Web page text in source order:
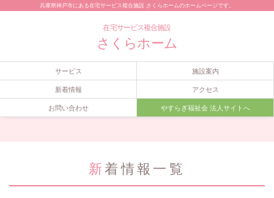
兵庫県神戸市にある在宅サービス複合施設 さくらホームのホームページです。
在宅サービス複合施設
さくらホーム
サービス 施設案内
新着情報 アクセス
お問い合わせ やすらぎ福祉会 法人サイトへ
新着情報一覧